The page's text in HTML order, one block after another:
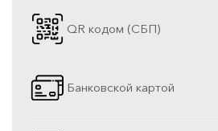
QR кодом (СБП)
Банковской картой